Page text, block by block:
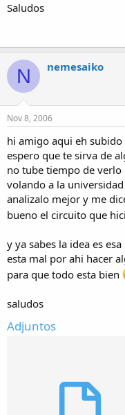
Saludos
N nemesaiko
Nov 8, 2006
hi amigo aqui eh
espero que te sirva de
no tube tiempo de
volando a la
analizalo mejor y me
bueno el circuito que
y ya sabes la idea es
esta mal por ahi hacer
para que todo esta bien
saludos
Adjuntos